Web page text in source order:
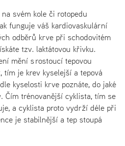
svém kole či rotopedu
funguje váš kardiovaskulární
odběrů krve při schodovitém
tzv. laktátovou křivku.
mění s rostoucí tepovou
tím je krev kyselejší a tepová
kyselosti krve poznáte, do jaké
Čím trénovanější cyklista, tím se
a cyklista proto vydrží déle při
je stabilnější a tep stoupá